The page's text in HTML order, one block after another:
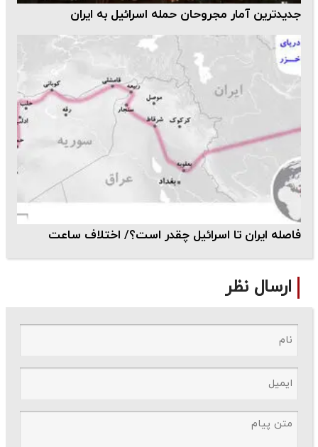
جدیدترین آمار مجروحان حمله اسرائیل به ایران
فاصله ایران تا اسرائیل چقدر است؟/ اختلاف ساعت
ارسال نظر